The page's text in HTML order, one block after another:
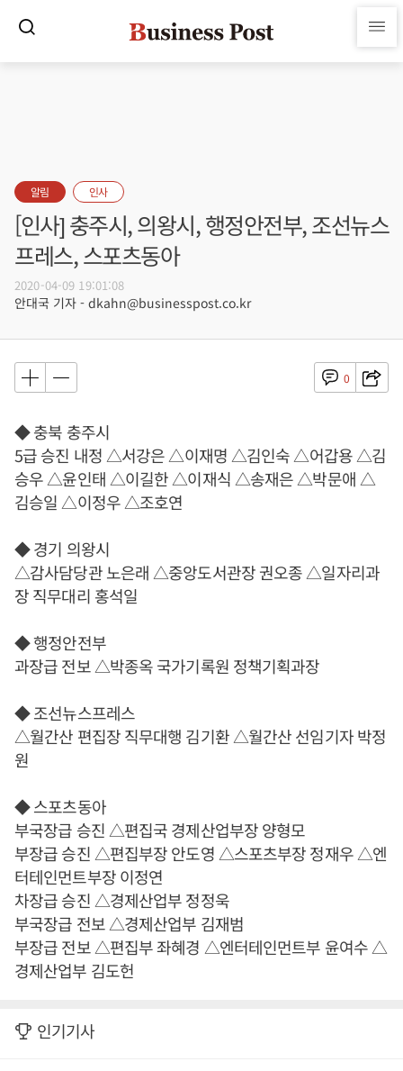
알림 인사
[인사] 충주시, 의왕시, 행정안전부, 조선뉴스
프레스, 스포츠동아
2020-04-09 19:01:08
안대국 기자 - dkahn@businesspost.co.kr
0
◆ 충북 충주시
5급 승진 내정 △서강은 △이재명 △김인숙 △어갑용 △김
승우 △윤인태 △이길한 △이재식 △송재은 △박문애 △
김승일 △이정우 △조호연
◆ 경기 의왕시
△감사담당관 노은래 △중앙도서관장 권오종 △일자리과
장 직무대리 홍석일
◆ 행정안전부
과장급 전보 △박종옥 국가기록원 정책기획과장
◆ 조선뉴스프레스
△월간산 편집장 직무대행 김기환 △월간산 선임기자 박정
원
◆ 스포츠동아
부국장급 승진 △편집국 경제산업부장 양형모
부장급 승진 △편집부장 안도영 △스포츠부장 정재우 △엔
터테인먼트부장 이정연
차장급 승진 △경제산업부 정정욱
부국장급 전보 △경제산업부 김재범
부장급 전보 △편집부 좌혜경 △엔터테인먼트부 윤여수 △
경제산업부 김도헌
인기기사